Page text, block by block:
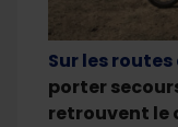
Sur les
porter
retrouvent le